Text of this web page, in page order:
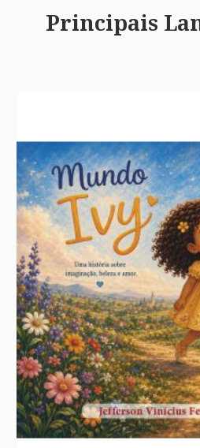
Principais